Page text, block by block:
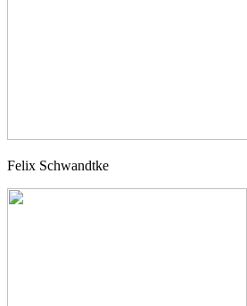
Felix Schwandtke